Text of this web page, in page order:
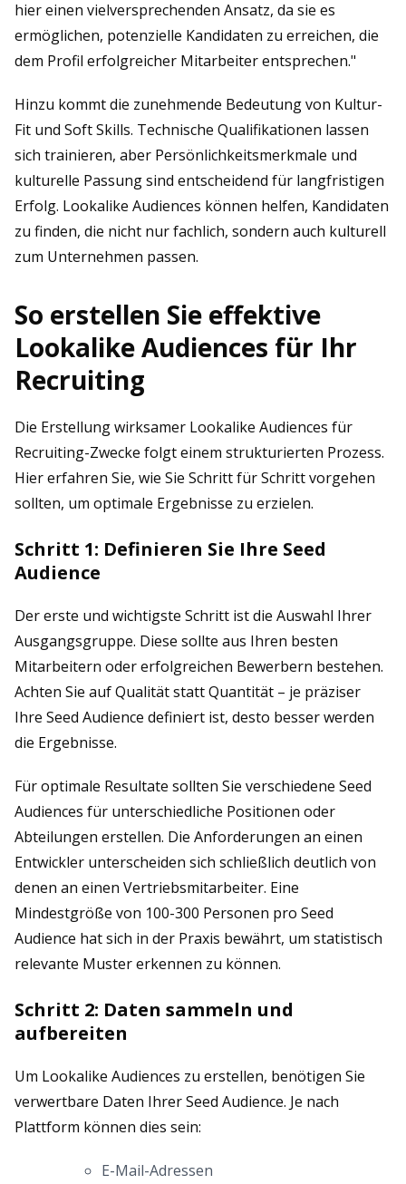
hier einen vielversprechenden Ansatz, da sie es
ermöglichen, potenzielle Kandidaten zu erreichen, die
dem Profil erfolgreicher Mitarbeiter entsprechen."
Hinzu kommt die zunehmende Bedeutung von Kultur-
Fit und Soft Skills. Technische Qualifikationen lassen
sich trainieren, aber Persönlichkeitsmerkmale und
kulturelle Passung sind entscheidend für langfristigen
Erfolg. Lookalike Audiences können helfen, Kandidaten
zu finden, die nicht nur fachlich, sondern auch kulturell
zum Unternehmen passen.
So erstellen Sie effektive
Lookalike Audiences für Ihr
Recruiting
Die Erstellung wirksamer Lookalike Audiences für
Recruiting-Zwecke folgt einem strukturierten Prozess.
Hier erfahren Sie, wie Sie Schritt für Schritt vorgehen
sollten, um optimale Ergebnisse zu erzielen.
Schritt 1: Definieren Sie Ihre Seed
Audience
Der erste und wichtigste Schritt ist die Auswahl Ihrer
Ausgangsgruppe. Diese sollte aus Ihren besten
Mitarbeitern oder erfolgreichen Bewerbern bestehen.
Achten Sie auf Qualität statt Quantität – je präziser
Ihre Seed Audience definiert ist, desto besser werden
die Ergebnisse.
Für optimale Resultate sollten Sie verschiedene Seed
Audiences für unterschiedliche Positionen oder
Abteilungen erstellen. Die Anforderungen an einen
Entwickler unterscheiden sich schließlich deutlich von
denen an einen Vertriebsmitarbeiter. Eine
Mindestgröße von 100-300 Personen pro Seed
Audience hat sich in der Praxis bewährt, um statistisch
relevante Muster erkennen zu können.
Schritt 2: Daten sammeln und
aufbereiten
Um Lookalike Audiences zu erstellen, benötigen Sie
verwertbare Daten Ihrer Seed Audience. Je nach
Plattform können dies sein:
E-Mail-Adressen